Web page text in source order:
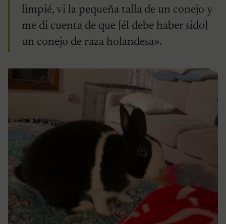
limpié, vi la pequeña talla de un conejo y
me di cuenta de que [él debe haber sido]
un conejo de raza holandesa».